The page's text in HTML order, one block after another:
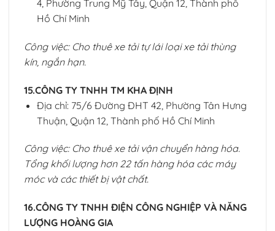
4, Phường Trung Mỹ Tây, Quận 12, Thành phố
Hồ Chí Minh
Công việc: Cho thuê xe tải tự lái loại xe tải thùng
kín, ngắn hạn.
15.CÔNG TY TNHH TM KHA ĐỊNH
Địa chỉ: 75/6 Đường ĐHT 42, Phường Tân Hưng
Thuận, Quận 12, Thành phố Hồ Chí Minh
Công việc: Cho thuê xe tải vận chuyển hàng hóa.
Tổng khối lượng hơn 22 tấn hàng hóa các máy
móc và các thiết bị vật chất.
16.CÔNG TY TNHH ĐIỆN CÔNG NGHIỆP VÀ NĂNG
LƯỢNG HOÀNG GIA